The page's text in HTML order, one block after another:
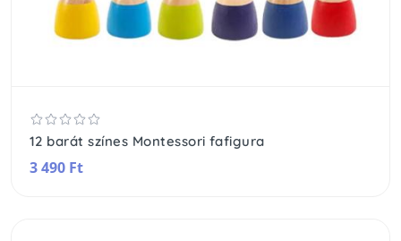
12 barát színes Montessori fafigura
3 490 Ft